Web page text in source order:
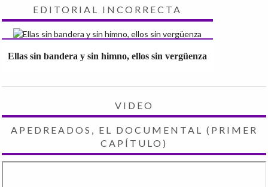
EDITORIAL INCORRECTA
Ellas sin bandera y sin himno, ellos sin vergüenza
VIDEO
APEDREADOS, EL DOCUMENTAL (PRIMER
CAPÍTULO)